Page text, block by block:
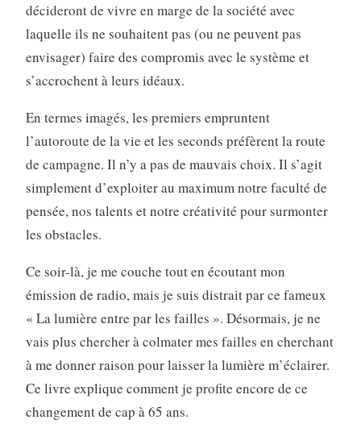
décideront de vivre en marge de la société avec
laquelle ils ne souhaitent pas (ou ne peuvent pas
envisager) faire des compromis avec le système et
s’accrochent à leurs idéaux.
En termes imagés, les premiers empruntent
l’autoroute de la vie et les seconds préfèrent la route
de campagne. Il n’y a pas de mauvais choix. Il s’agit
simplement d’exploiter au maximum notre faculté de
pensée, nos talents et notre créativité pour surmonter
les obstacles.
Ce soir-là, je me couche tout en écoutant mon
émission de radio, mais je suis distrait par ce fameux
« La lumière entre par les failles ». Désormais, je ne
vais plus chercher à colmater mes failles en cherchant
à me donner raison pour laisser la lumière m’éclairer.
Ce livre explique comment je profite encore de ce
changement de cap à 65 ans.